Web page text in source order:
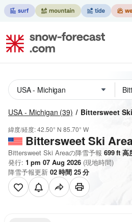
USA - Michigan (39) Bittersweet
緯度/経度:42.50° N 85.70° W
Bittersweet Ski
Bittersweet Ski Areaの降雪予報 699ft 高
発行: 1 pm 07 Aug 2026 (現地時間)
降雪予報更新 02時間 24分